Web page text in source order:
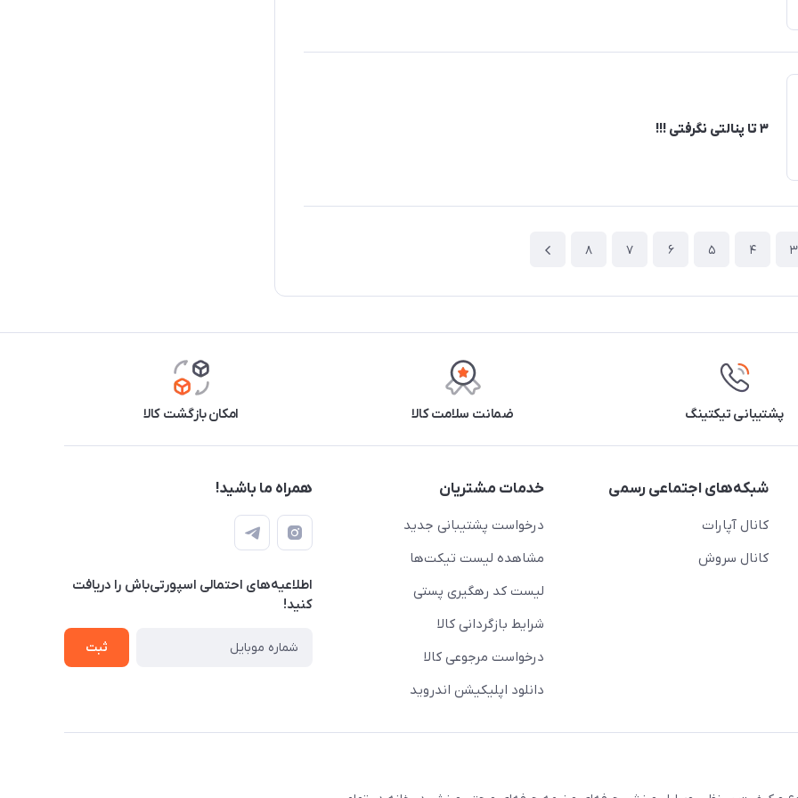
۳ تا پنالتی نگرفتی !!!
3
4
5
6
7
8
پشتیبانی تیکتینگ ضمانت سلامت کالا امکان بازگشت کالا
شبکه‌های اجتماعی رسمی
کانال آپارات
کانال سروش
خدمات مشتریان
درخواست پشتیبانی جدید
مشاهده لیست تیکت‌ها
لیست کد رهگیری پستی
شرایط بازگردانی کالا
درخواست مرجوعی کالا
دانلود اپلیکیشن اندروید
همراه ما باشید!
اطلاعیه‌های احتمالی اسپورتی‌باش را دریافت
کنید!
ثبت